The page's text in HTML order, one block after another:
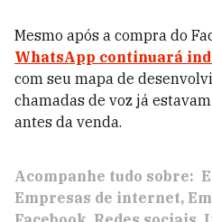
Mesmo após a compra do
WhatsApp continuará
com seu mapa de
chamadas de voz já
antes da venda.
Acompanhe tudo sobre:
Empresas de internet